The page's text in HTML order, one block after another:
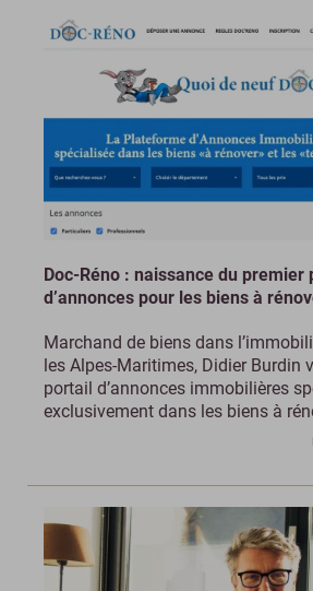
Doc-Réno : naissance du premier
d’annonces pour les biens à
Marchand de biens dans
les Alpes-Maritimes, Didier Burdin
portail d’annonces immobilières
exclusivement dans les biens à